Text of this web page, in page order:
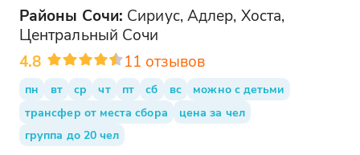
Районы Сочи: Сириус, Адлер, Хоста,
Центральный Сочи
4.8
11 отзывов
пн вт ср чт пт сб вс
можно с детьми
трансфер от места сбора
цена за чел
группа до 20 чел